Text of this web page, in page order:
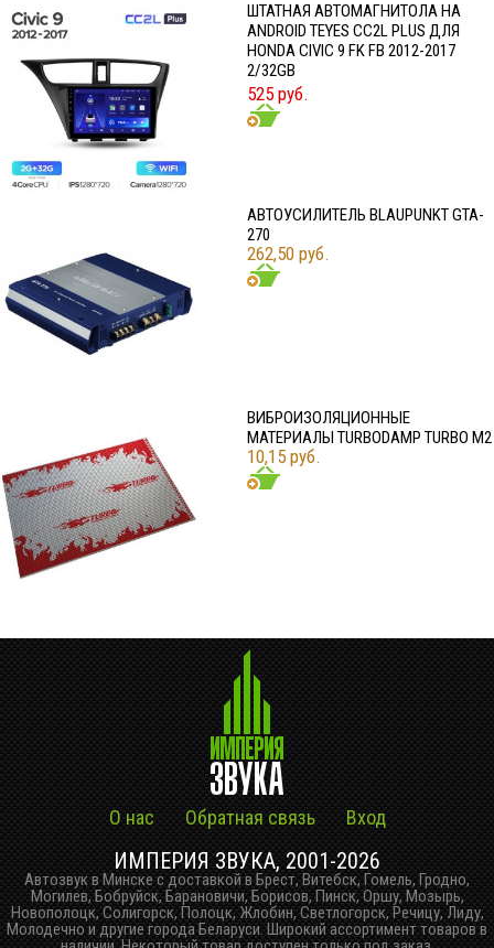
ШТАТНАЯ АВТОМАГНИТОЛА НА
ANDROID TEYES CC2L PLUS ДЛЯ
HONDA CIVIC 9 FK FB 2012-2017
2/32GB
525 руб.
АВТОУСИЛИТЕЛЬ BLAUPUNKT GTA-
270
262,50 руб.
ВИБРОИЗОЛЯЦИОННЫЕ
МАТЕРИАЛЫ TURBODAMP TURBO M2
10,15 руб.
О нас Обратная связь Вход
ИМПЕРИЯ ЗВУКА, 2001-2026
Автозвук в Минске с доставкой в Брест, Витебск, Гомель, Гродно,
Могилев, Бобруйск, Барановичи, Борисов, Пинск, Оршу, Мозырь,
Новополоцк, Солигорск, Полоцк, Жлобин, Светлогорск, Речицу, Лиду,
Молодечно и другие города Беларуси. Широкий ассортимент товаров в